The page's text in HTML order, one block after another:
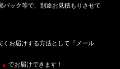
パック等で、別途お見積もりさせて
お届けする方法として『メール
でお届けできます！